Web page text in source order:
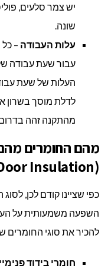
יש צמר סלעים,
שונה.
עלות העבודה –
עבור שעת עבודה
העלות של שעת
לדלת מוסך בשרון
מהתקנה זהה
מהם החומרים
(Garage Door Insulation)?
כפי שציינו קודם לכן,
השפעה משמעותית על
להכיר את סוגי
חומרי בידוד